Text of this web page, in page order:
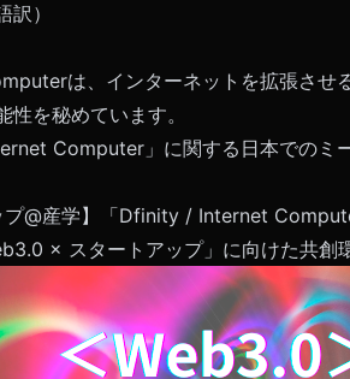
）
は、インターネットを拡張させ
性を秘めています。
Computer」に関する日本でのミ
プ@産学】「Dfinity / Internet
× スタートアップ」に向けた共創